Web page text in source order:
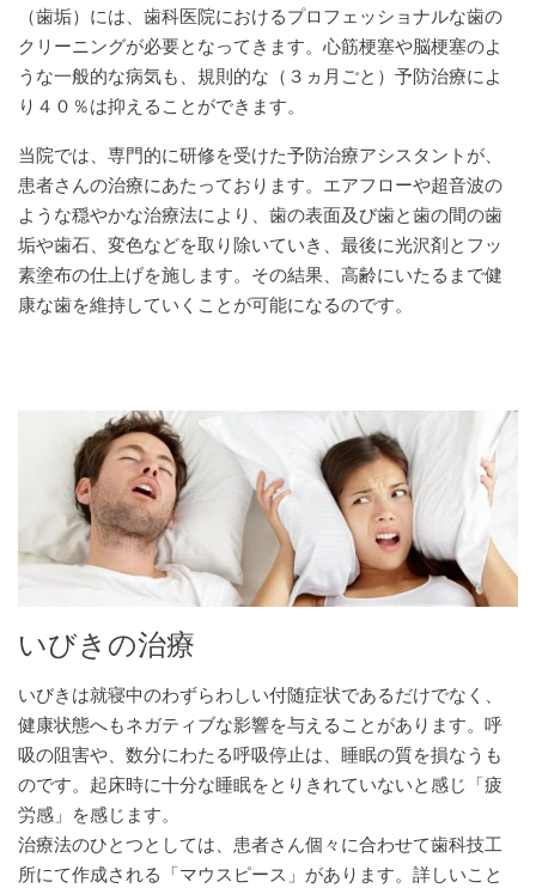
（歯垢）には、歯科医院におけるプロフェッショナルな歯の
クリーニングが必要となってきます。心筋梗塞や脳梗塞のよ
うな一般的な病気も、規則的な（３ヵ月ごと）予防治療によ
り４０％は抑えることができます。
当院では、専門的に研修を受けた予防治療アシスタントが、
患者さんの治療にあたっております。エアフローや超音波の
ような穏やかな治療法により、歯の表面及び歯と歯の間の歯
垢や歯石、変色などを取り除いていき、最後に光沢剤とフッ
素塗布の仕上げを施します。その結果、高齢にいたるまで健
康な歯を維持していくことが可能になるのです。
いびきの治療
いびきは就寝中のわずらわしい付随症状であるだけでなく、
健康状態へもネガティブな影響を与えることがあります。呼
吸の阻害や、数分にわたる呼吸停止は、睡眠の質を損なうも
のです。起床時に十分な睡眠をとりきれていないと感じ「疲
労感」を感じます。
治療法のひとつとしては、患者さん個々に合わせて歯科技工
所にて作成される「マウスピース」があります。詳しいこと